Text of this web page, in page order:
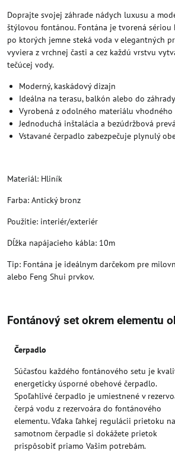
Doprajte svojej záhrade nádych luxusu a
štýlovou fontánou. Fontána je tvorená
po ktorých jemne steká voda v elegantných
vyviera z vrchnej časti a cez každú vrstvu
tečúcej vody.
Moderný, kaskádový dizajn
Ideálna na terasu, balkón alebo do záhrady
Vyrobená z odolného materiálu
Jednoduchá inštalácia a bezúdržbová
Vstavané čerpadlo zabezpečuje plynulý
Materiál: Hliník
Farba: Antický bronz
Použitie: interiér/exteriér
Dĺžka napájacieho kábla: 10m
Tip: Fontána je ideálnym darčekom pre
alebo Feng Shui prvkov.
Fontánový set okrem elementu
Čerpadlo
Súčasťou každého fontánového setu je
energeticky úsporné obehové čerpadlo.
Spoľahlivé čerpadlo je umiestnené v
čerpá vodu z rezervoára do fontánového
elementu. Vďaka ľahkej regulácii prietoku na
samotnom čerpadle si dokážete prietok
prispôsobiť priamo Vašim potrebám.